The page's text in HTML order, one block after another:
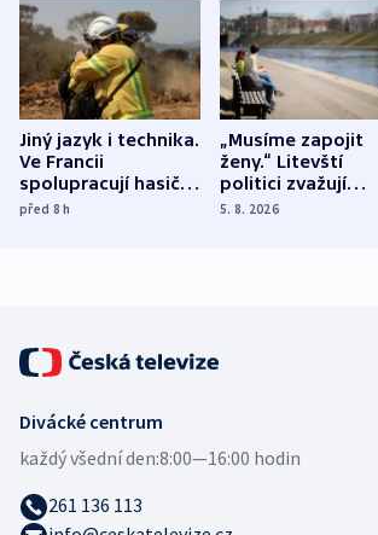
Jiný jazyk i technika.
Ve Francii
spolupracují hasiči z
různých zemí
před 8h
„Musíme zapojit
ženy.“ Litevští
politici zvažují
dohodu o
5. 8. 2026
Divácké centrum
každý všední den:8:00—16:00 hodin
261 136 113